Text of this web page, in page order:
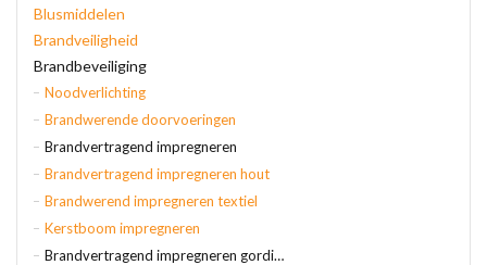
Blusmiddelen
Brandveiligheid
Brandbeveiliging
Noodverlichting
Brandwerende doorvoeringen
Brandvertragend impregneren
Brandvertragend impregneren hout
Brandwerend impregneren textiel
Kerstboom impregneren
Brandvertragend impregneren gordijnen